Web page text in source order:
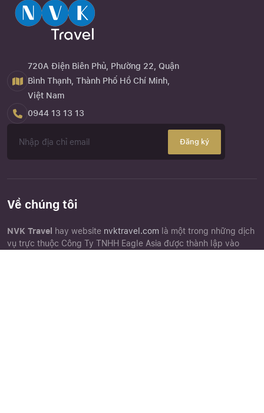
720A Điện Biên Phủ, Phường 22, Quận
Bình Thạnh, Thành Phố Hồ Chí Minh,
Việt Nam
0944 13 13 13
Đăng ký
Về chúng tôi
NVK Travel hay website nvktravel.com là một trong những dịch
vụ trực thuộc Công Ty TNHH Eagle Asia được thành lập vào